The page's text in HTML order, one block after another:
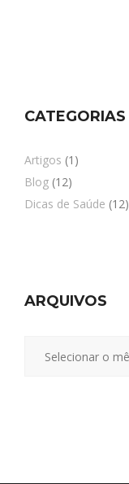
CATEGORIAS
Artigos (1)
Blog (12)
Dicas de Saúde (12)
ARQUIVOS